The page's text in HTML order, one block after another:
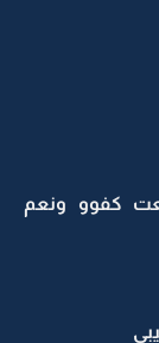
كفوو ونعم